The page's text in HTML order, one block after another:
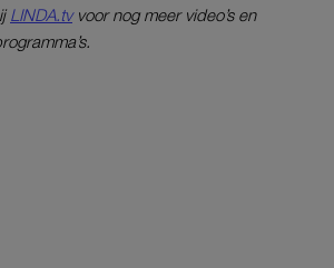
LINDA.tvvoor nog meer video’s en